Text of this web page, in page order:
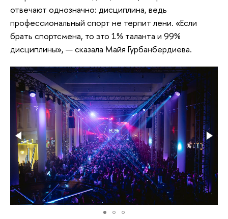
отвечают однозначно: дисциплина, ведь
профессиональный спорт не терпит лени. «Если
брать спортсмена, то это 1% таланта и 99%
дисциплины», — сказала Майя Гурбанбердиева.